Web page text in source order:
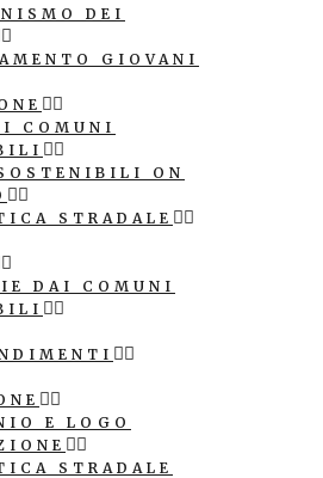
DEI
GIOVANI
COMUNI
ON
STRADALE
DAI COMUNI
E LOGO
STRADALE